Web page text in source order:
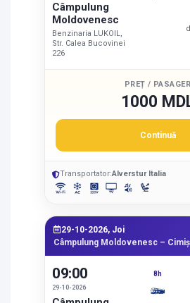
Câmpulung
Moldovenesc
Benzinaria LUKOIL,
Str. Calea Bucovinei
226
PREȚ / PASAGER
1000
Continuă
Transportator:Alverstur Italia
29-10-2026, Joi
Câmpulung Moldovenesc –
09:00
29-10-2026
8h